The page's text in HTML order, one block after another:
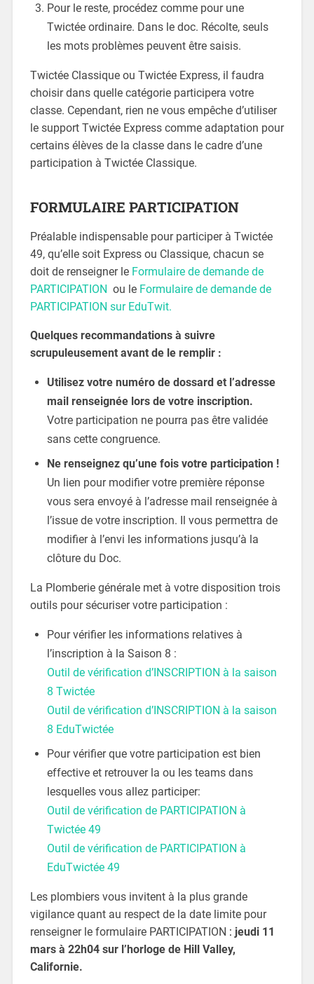
Pour le reste, procédez comme pour une
Twictée ordinaire. Dans le doc. Récolte, seuls
les mots problèmes peuvent être saisis.
Twictée Classique ou Twictée Express, il faudra
choisir dans quelle catégorie participera votre
classe. Cependant, rien ne vous empêche d’utiliser
le support Twictée Express comme adaptation pour
certains élèves de la classe dans le cadre d’une
participation à Twictée Classique.
FORMULAIRE PARTICIPATION
Préalable indispensable pour participer à Twictée
49, qu’elle soit Express ou Classique, chacun se
doit de renseigner le Formulaire de demande de
PARTICIPATION ou le Formulaire de demande de
PARTICIPATION sur EduTwit.
Quelques recommandations à suivre
scrupuleusement avant de le remplir :
Utilisez votre numéro de dossard et l’adresse
mail renseignée lors de votre inscription.
Votre participation ne pourra pas être validée
sans cette congruence.
Ne renseignez qu’une fois votre participation !
Un lien pour modifier votre première réponse
vous sera envoyé à l’adresse mail renseignée à
l’issue de votre inscription. Il vous permettra de
modifier à l’envi les informations jusqu’à la
clôture du Doc.
La Plomberie générale met à votre disposition trois
outils pour sécuriser votre participation :
Pour vérifier les informations relatives à
l’inscription à la Saison 8 :
Outil de vérification d’INSCRIPTION à la saison
8 Twictée
Outil de vérification d’INSCRIPTION à la saison
8 EduTwictée
Pour vérifier que votre participation est bien
effective et retrouver la ou les teams dans
lesquelles vous allez participer:
Outil de vérification de PARTICIPATION à
Twictée 49
Outil de vérification de PARTICIPATION à
EduTwictée 49
Les plombiers vous invitent à la plus grande
vigilance quant au respect de la date limite pour
renseigner le formulaire PARTICIPATION : jeudi 11
mars à 22h04 sur l’horloge de Hill Valley,
Californie.